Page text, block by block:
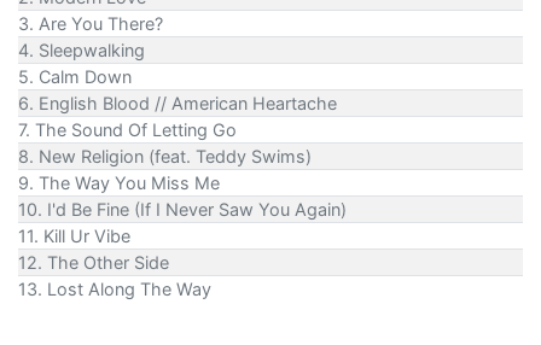
3. Are You There?
4. Sleepwalking
5. Calm Down
6. English Blood // American Heartache
7. The Sound Of Letting Go
8. New Religion (feat. Teddy Swims)
9. The Way You Miss Me
10. I'd Be Fine (If I Never Saw You Again)
11. Kill Ur Vibe
12. The Other Side
13. Lost Along The Way